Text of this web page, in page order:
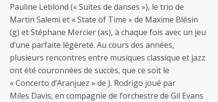
Pauline Leblond (« Suites de danses »), le trio de
Martin Salemi et « State of Time » de Maxime Blésin
(g) et Stéphane Mercier (as), à chaque fois avec un jeu
d’une parfaite légèreté. Au cours des années,
plusieurs rencontres entre musiques classique et jazz
ont été couronnées de succès, que ce soit le
« Concerto d’Aranjuez » de J. Rodrigo joué par
Miles Davis, en compagnie de l’orchestre de Gil Evans